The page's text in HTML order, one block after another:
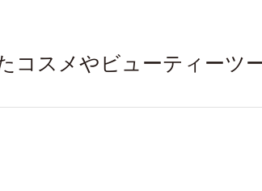
コスメやビューティーツ